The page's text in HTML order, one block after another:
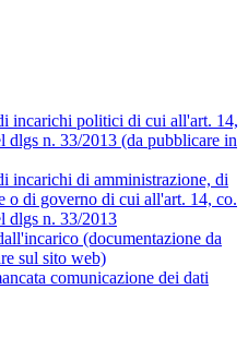
incarichi politici di cui all'art. 14,
dlgs n. 33/2013 (da pubblicare in
incarichi di amministrazione, di
o di governo di cui all'art. 14, co.
dlgs n. 33/2013
(documentazione da
sul sito web)
comunicazione dei dati